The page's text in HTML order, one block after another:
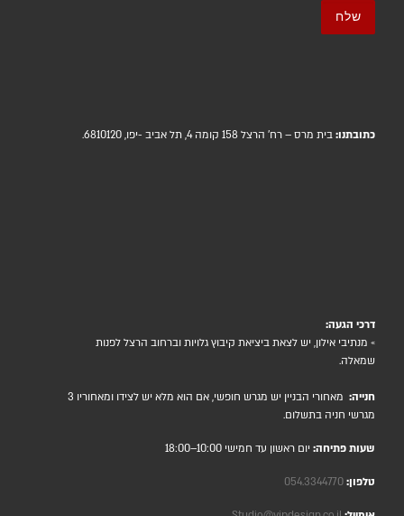
כתובתנו:בית מרס – רח' הרצל 158 קומה 4, תל אביב -יפו, 6810120.
דרכי הגעה:
» מנתיבי אילון, יש לצאת ביציאת קיבוץ גלויות וברחוב הרצל לפנות
שמאלה.
חנייה:
מאחורי הבניין יש מגרש חופשי, אם הוא מלא יש לצידו ומאחוריו 3
מגרשי חניה בתשלום.
שעות פתיחה: יום ראשון עד חמישי 10:00–18:00
טלפון:054.3344770